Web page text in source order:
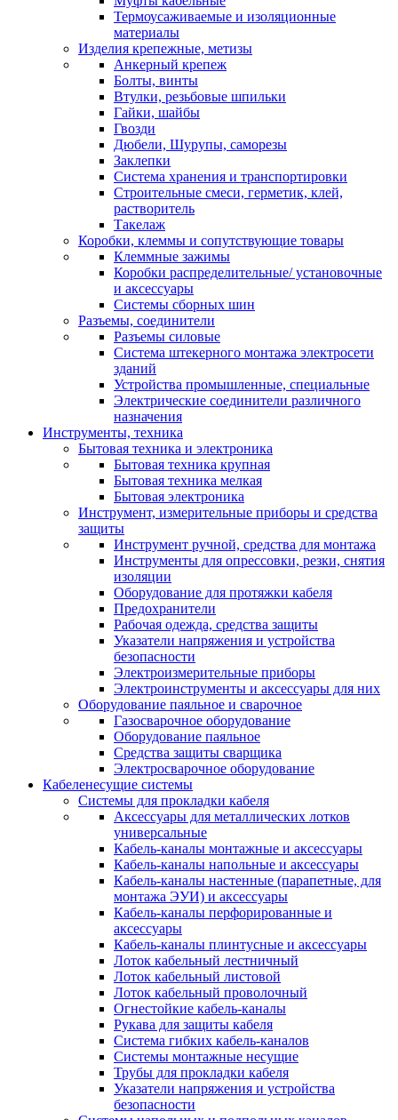
Термоусаживаемые и изоляционные
материалы
Изделия крепежные, метизы
Анкерный крепеж
Болты, винты
Втулки, резьбовые шпильки
Гайки, шайбы
Гвозди
Дюбели, Шурупы, саморезы
Заклепки
Система хранения и транспортировки
Строительные смеси, герметик, клей,
растворитель
Такелаж
Коробки, клеммы и сопутствующие товары
Клеммные зажимы
Коробки распределительные/ установочные
и аксессуары
Системы сборных шин
Разъемы, соединители
Разъемы силовые
Система штекерного монтажа электросети
зданий
Устройства промышленные, специальные
Электрические соединители различного
назначения
Инструменты, техника
Бытовая техника и электроника
Бытовая техника крупная
Бытовая техника мелкая
Бытовая электроника
Инструмент, измерительные приборы и средства
защиты
Инструмент ручной, средства для монтажа
Инструменты для опрессовки, резки, снятия
изоляции
Оборудование для протяжки кабеля
Предохранители
Рабочая одежда, средства защиты
Указатели напряжения и устройства
безопасности
Электроизмерительные приборы
Электроинструменты и аксессуары для них
Оборудование паяльное и сварочное
Газосварочное оборудование
Оборудование паяльное
Средства защиты сварщика
Электросварочное оборудование
Кабеленесущие системы
Системы для прокладки кабеля
Аксессуары для металлических лотков
универсальные
Кабель-каналы монтажные и аксессуары
Кабель-каналы напольные и аксессуары
Кабель-каналы настенные (парапетные, для
монтажа ЭУИ) и аксессуары
Кабель-каналы перфорированные и
аксессуары
Кабель-каналы плинтусные и аксессуары
Лоток кабельный лестничный
Лоток кабельный листовой
Лоток кабельный проволочный
Огнестойкие кабель-каналы
Рукава для защиты кабеля
Система гибких кабель-каналов
Системы монтажные несущие
Трубы для прокладки кабеля
Указатели напряжения и устройства
безопасности